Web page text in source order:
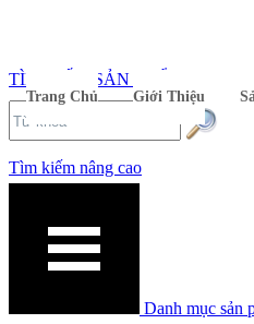
Trang Chủ Giới Thiệu
TÌM KIẾM SẢN PHẨM
Tìm kiếm nâng cao
Danh mục sản